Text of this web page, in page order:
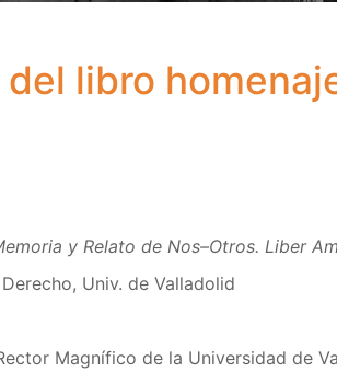
libro
y Relato de Nos–Otros. Liber
Univ. de Valladolid
Magnífico de la Universidad de